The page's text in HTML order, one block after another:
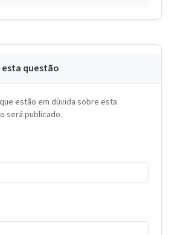
questão
estão em dúvida sobre esta
será publicado.